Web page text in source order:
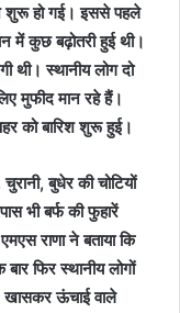
शुरू हो गई। इससे पहले
में कुछ बढ़ोतरी हुई थी।
थी। स्थानीय लोग दो
मुफीद मान रहे हैं।
को बारिश शुरू हुई।
बुधेर की चोटियों
भी बर्फ की फुहारें
राणा ने बताया कि
फिर स्थानीय लोगों
खासकर ऊंचाई वाले